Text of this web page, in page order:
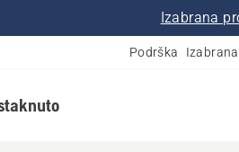
Izabrana
Podrška